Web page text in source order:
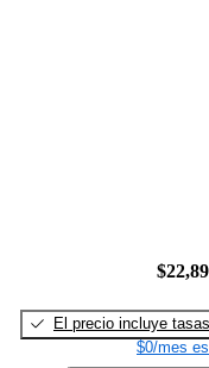
El precio incluye tasas
$0/mes